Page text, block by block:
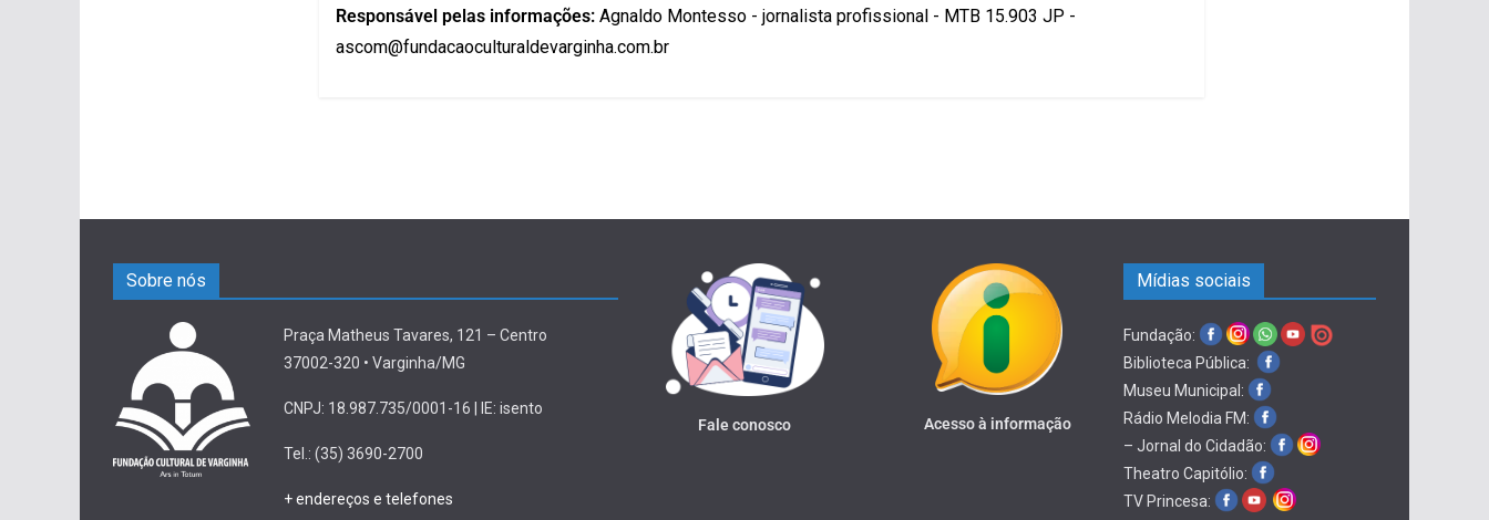
Responsável pelas informações: Agnaldo Montesso - jornalista profissional - MTB 15.903 JP -
ascom@fundacaoculturaldevarginha.com.br
Sobre nós
Praça Matheus Tavares, 121 – Centro
37002-320 • Varginha/MG
CNPJ: 18.987.735/0001-16 | IE: isento
Tel.: (35) 3690-2700
+ endereços e telefones
Fale conosco Acesso à informação
Mídias sociais
Fundação:
Biblioteca Pública:
Museu Municipal:
Rádio Melodia FM:
– Jornal do Cidadão:
Theatro Capitólio:
TV Princesa: